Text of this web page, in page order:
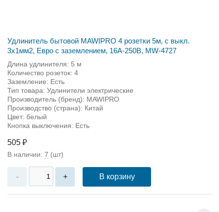
Удлинитель бытовой MAWIPRO 4 розетки 5м, с выкл.
3х1мм2, Евро с заземлением, 16А-250В, MW-4727
Длина удлинителя: 5 м
Количество розеток: 4
Заземление: Есть
Тип товара: Удлинители электрические
Производитель (бренд): MAWIPRO
Производство (страна): Китай
Цвет: белый
Кнопка выключения: Есть
505 ₽
В наличии: 7 (шт)
- + В корзину